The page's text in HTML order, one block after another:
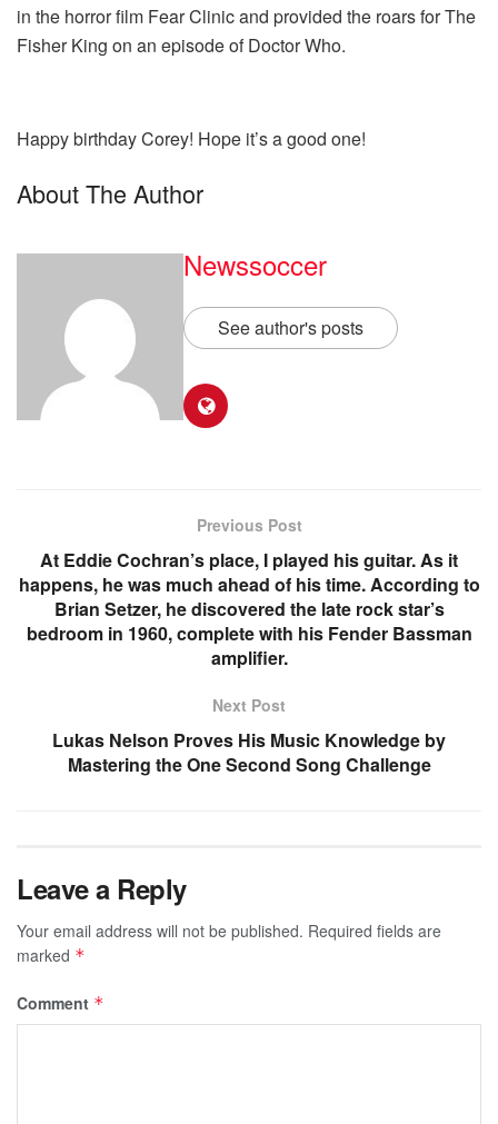
in the horror film Fear Clinic and provided the roars for The
Fisher King on an episode of Doctor Who.
Happy birthday Corey! Hope it’s a good one!
About The Author
Newssoccer
See author's posts
Previous Post
At Eddie Cochran’s place, I played his guitar. As it
happens, he was much ahead of his time. According to
Brian Setzer, he discovered the late rock star’s
bedroom in 1960, complete with his Fender Bassman
amplifier.
Next Post
Lukas Nelson Proves His Music Knowledge by
Mastering the One Second Song Challenge
Leave a Reply
Your email address will not be published. Required fields are
marked *
Comment *